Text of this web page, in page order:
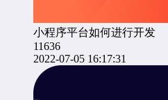
小程序平台如何进行开发
11636
2022-07-05 16:17:31